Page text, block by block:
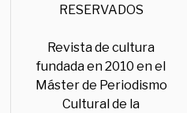
RESERVADOS
Revista de cultura
fundada en 2010 en el
Máster de Periodismo
Cultural de la